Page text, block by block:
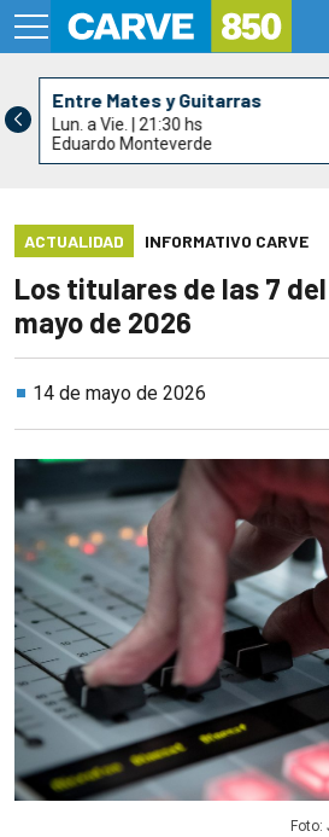
Entre Mates y Guitarras
Lun. a Vie. | 21:30 hs
Eduardo Monteverde
ACTUALIDAD INFORMATIVO CARVE
Los titulares de las 7 del
mayo de 2026
14 de mayo de 2026